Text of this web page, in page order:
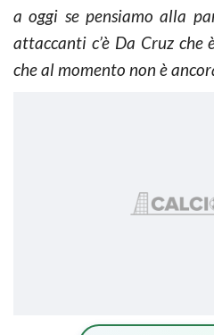
a oggi se pensiamo alla
attaccanti c’è Da Cruz che
che al momento non è